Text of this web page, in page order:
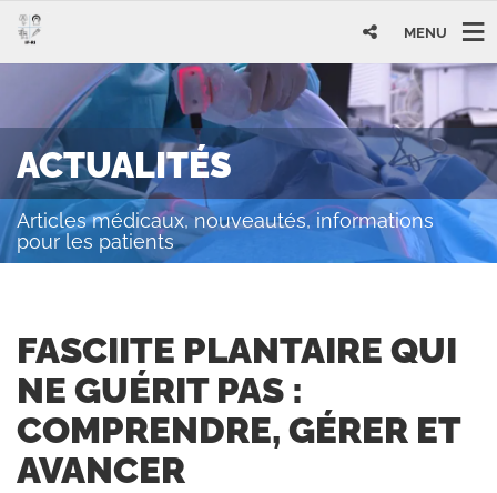
MENU
ACTUALITÉS
Articles médicaux, nouveautés, informations
pour les patients
FASCIITE PLANTAIRE QUI
NE GUÉRIT PAS :
COMPRENDRE, GÉRER ET
AVANCER